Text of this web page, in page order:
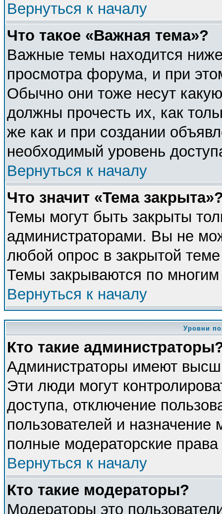
Вернуться к началу
Что такое «Важная тема»?
Важные темы находится
просмотра форума, и при
Обычно они тоже несут
должны прочесть их, как
же как и при создании
необходимый уровень
Вернуться к началу
Что значит «Тема
Темы могут быть закрыты
администраторами. Вы не
любой опрос в закрытой
Темы закрываются по
Вернуться к началу
Уровни
Кто такие
Администраторы имеют
Эти люди могут
доступа, отключение
пользователей и
полные модераторские
Вернуться к началу
Кто такие модераторы?
Модераторы это